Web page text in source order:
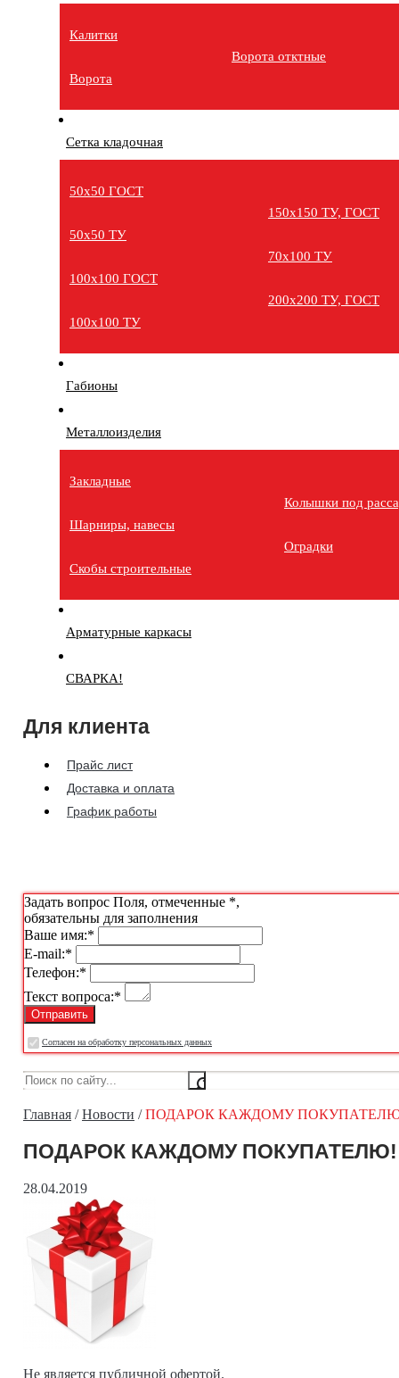
Калитки
Ворота
Ворота отктные
Сетка кладочная
50х50 ГОСТ
50х50 ТУ
100х100 ГОСТ
100х100 ТУ
150х150 ТУ, ГОСТ
70х100 ТУ
200х200 ТУ, ГОСТ
Габионы
Металлоизделия
Закладные
Шарниры, навесы
Скобы строительные
Колышки под
Оградки
Арматурные каркасы
СВАРКА!
Для клиента
Прайс лист
Доставка и оплата
График работы
Задать вопрос Поля, отмеченные *,
обязательны для заполнения
Ваше имя:*
E-mail:*
Телефон:*
Текст вопроса:*
Cогласен на обработку персональных данных
Главная /Новости /ПОДАРОК КАЖДОМУ
ПОДАРОК КАЖДОМУ ПОКУПАТЕЛЮ!
28.04.2019
Не является публичной офертой.